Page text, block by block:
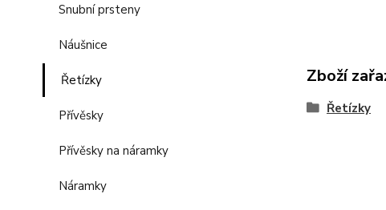
Snubní prsteny
Náušnice
Řetízky
Přívěsky
Přívěsky na náramky
Náramky
Zboží
Řetízky